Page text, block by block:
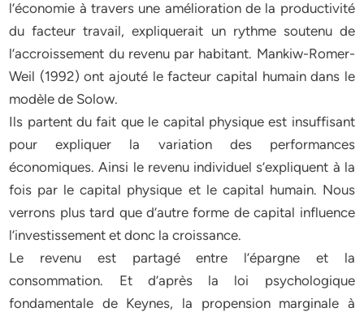
l’économie à travers une amélioration de la productivité
du facteur travail, expliquerait un rythme soutenu de
l’accroissement du revenu par habitant. Mankiw-Romer-
Weil (1992) ont ajouté le facteur capital humain dans le
modèle de Solow.
Ils partent du fait que le capital physique est insuffisant
pour expliquer la variation des performances
économiques. Ainsi le revenu individuel s’expliquent à la
fois par le capital physique et le capital humain. Nous
verrons plus tard que d’autre forme de capital influence
l’investissement et donc la croissance.
Le revenu est partagé entre l’épargne et la
consommation. Et d’après la loi psychologique
fondamentale de Keynes, la propension marginale à